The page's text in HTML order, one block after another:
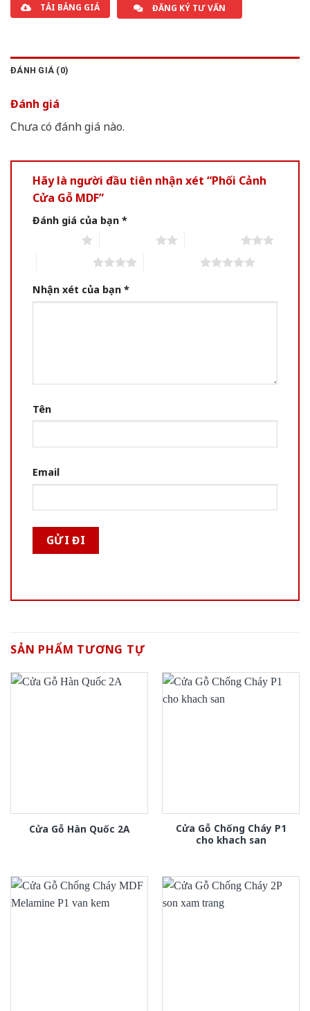
TẢI BẢNG GIÁ ĐĂNG KÝ TƯ VẤN
ĐÁNH GIÁ (0)
Đánh giá
Chưa có đánh giá nào.
Hãy là người đầu tiên nhận xét “Phối Cảnh
Cửa Gỗ MDF”
Đánh giá của bạn *
Nhận xét của bạn *
Tên
Email
SẢN PHẨM TƯƠNG TỰ
Cửa Gỗ Hàn Quốc 2A
Cửa Gỗ Chống Cháy P1
cho khach san